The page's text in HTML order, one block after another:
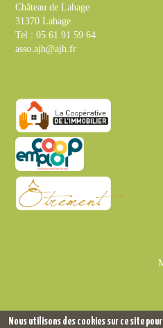
Château de Lahage
31370 Lahage
Tel : 05 61 91 59 64
asso.ajh@ajh.fr
Nous utilisons des cookies sur ce site